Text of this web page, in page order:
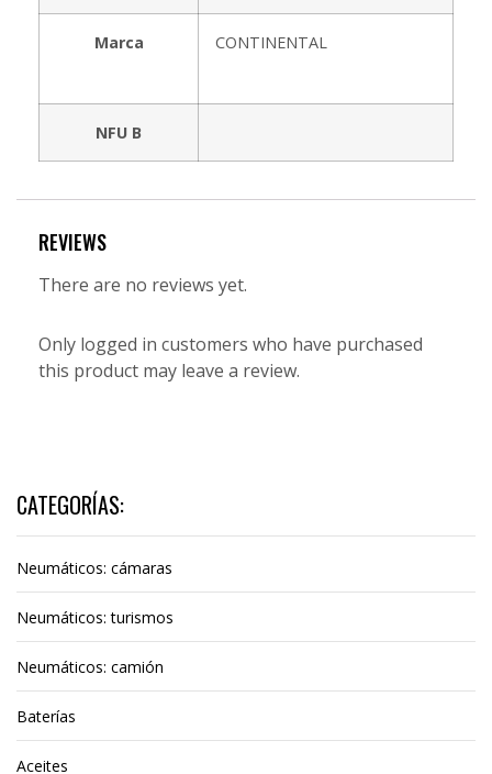
Marca CONTINENTAL
NFU B
REVIEWS
There are no reviews yet.
Only logged in customers who have purchased
this product may leave a review.
CATEGORÍAS:
Neumáticos: cámaras
Neumáticos: turismos
Neumáticos: camión
Baterías
Aceites